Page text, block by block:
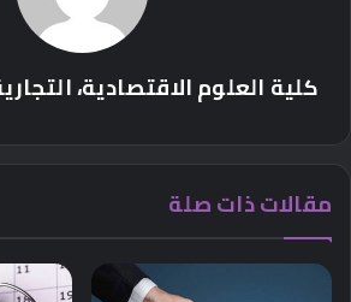
كلية العلوم الاقتصادية،
مقالات ذات صلة